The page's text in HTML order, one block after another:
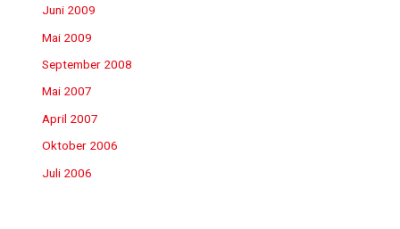
Juni 2009
Mai 2009
September 2008
Mai 2007
April 2007
Oktober 2006
Juli 2006